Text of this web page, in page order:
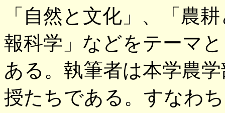
「自然と文化」、「農
報科学」などをテーマ
ある。執筆者は本学農
授たちである。すなわ